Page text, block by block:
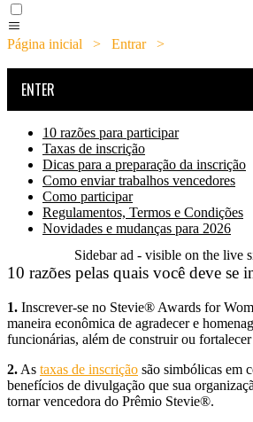
Página inicial > Entrar >
ENTER
10 razões para participar
Taxas de inscrição
Dicas para a preparação da inscrição
Como enviar trabalhos vencedores
Como participar
Regulamentos, Termos e Condições
Novidades e mudanças para 2026
Sidebar ad - visible on the live
10 razões pelas quais você deve se
1. Inscrever-se no Stevie® Awards for
maneira econômica de agradecer e
funcionárias, além de construir ou fortalecer
2. As taxas de inscrição são simbólicas em
benefícios de divulgação que sua
tornar vencedora do Prêmio Stevie®.